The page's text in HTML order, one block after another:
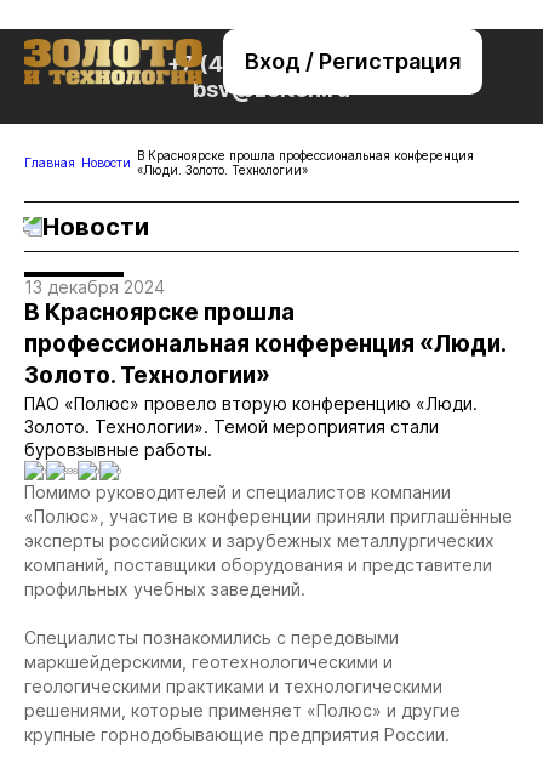
Вход / Регистрация
+7 (495) 221-76-32
bsv@zolteh.ru
Главная Новости В Красноярске прошла профессиональная конференция
«Люди. Золото. Технологии»
Новости
13 декабря 2024
В Красноярске прошла
профессиональная конференция «Люди.
Золото. Технологии»
ПАО «Полюс» провело вторую конференцию «Люди.
Золото. Технологии». Темой мероприятия стали
буровзывные работы.
0 898 0 0
Помимо руководителей и специалистов компании
«Полюс», участие в конференции приняли приглашённые
эксперты российских и зарубежных металлургических
компаний, поставщики оборудования и представители
профильных учебных заведений.
Специалисты познакомились с передовыми
маркшейдерскими, геотехнологическими и
геологическими практиками и технологическими
решениями, которые применяет «Полюс» и другие
крупные горнодобывающие предприятия России.